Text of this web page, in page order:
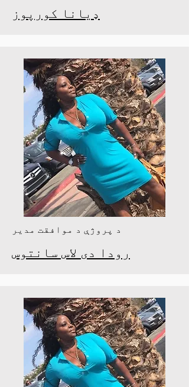
ډیانا کورپوز
د پروژې د موافقت مدیر
رودا دی لاس سانتوس